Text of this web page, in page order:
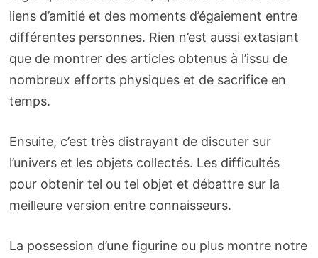
liens d’amitié et des moments d’égaiement entre
différentes personnes. Rien n’est aussi extasiant
que de montrer des articles obtenus à l’issu de
nombreux efforts physiques et de sacrifice en
temps.
Ensuite, c’est très distrayant de discuter sur
l’univers et les objets collectés. Les difficultés
pour obtenir tel ou tel objet et débattre sur la
meilleure version entre connaisseurs.
La possession d’une figurine ou plus montre notre